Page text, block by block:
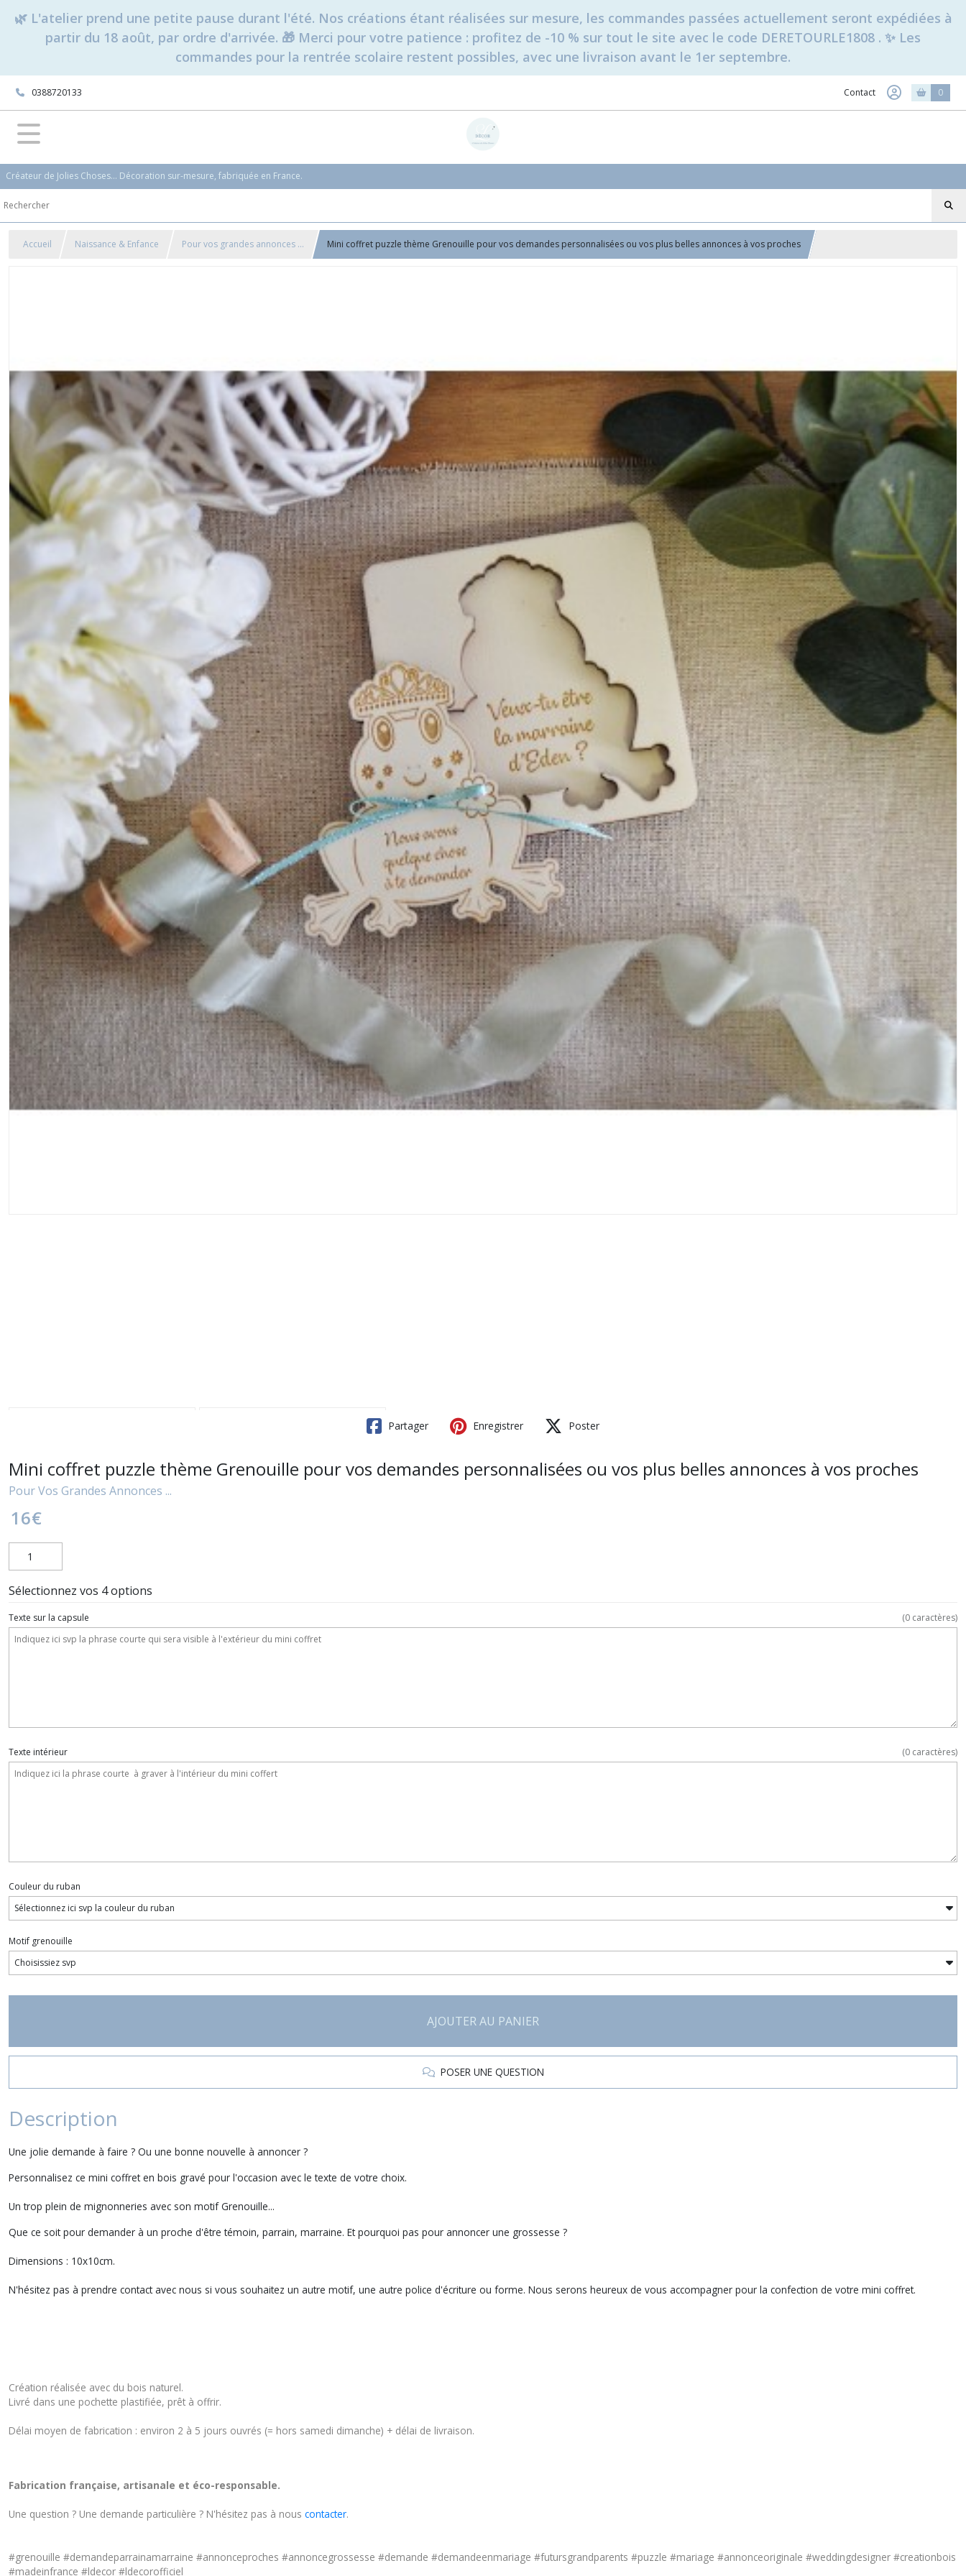
🌿 L'atelier prend une petite pause durant l'été. Nos créations étant réalisées sur mesure, les commandes passées actuellement seront expédiées à
partir du 18 août, par ordre d'arrivée. 🎁 Merci pour votre patience : profitez de -10 % sur tout le site avec le code DERETOURLE1808 . ✨ Les
commandes pour la rentrée scolaire restent possibles, avec une livraison avant le 1er septembre.
0388720133 Contact 0
Créateur de Jolies Choses... Décoration sur-mesure, fabriquée en France.
Accueil Naissance & Enfance Pour vos grandes annonces ... Mini coffret puzzle thème Grenouille pour vos demandes personnalisées ou vos plus belles annonces à vos proches
Partager Enregistrer Poster
Mini coffret puzzle thème Grenouille pour vos demandes personnalisées ou vos plus belles annonces à vos proches
Pour Vos Grandes Annonces ...
16€
Sélectionnez vos 4 options
Texte sur la capsule (0 caractères)
Texte intérieur (0 caractères)
Couleur du ruban
Motif grenouille
AJOUTER AU PANIER
POSER UNE QUESTION
Description
Une jolie demande à faire ? Ou une bonne nouvelle à annoncer ?
Personnalisez ce mini coffret en bois gravé pour l'occasion avec le texte de votre choix.
Un trop plein de mignonneries avec son motif Grenouille...
Que ce soit pour demander à un proche d'être témoin, parrain, marraine. Et pourquoi pas pour annoncer une grossesse ?
Dimensions : 10x10cm.
N'hésitez pas à prendre contact avec nous si vous souhaitez un autre motif, une autre police d'écriture ou forme. Nous serons heureux de vous accompagner pour la confection de votre mini coffret.
Création réalisée avec du bois naturel.
Livré dans une pochette plastifiée, prêt à offrir.
Délai moyen de fabrication : environ 2 à 5 jours ouvrés (= hors samedi dimanche) + délai de livraison.
Fabrication française, artisanale et éco-responsable.
Une question ? Une demande particulière ? N'hésitez pas à nous contacter.
#grenouille #demandeparrainamarraine #annonceproches #annoncegrossesse #demande #demandeenmariage #futursgrandparents #puzzle #mariage #annonceoriginale #weddingdesigner #creationbois
#madeinfrance #ldecor #ldecorofficiel